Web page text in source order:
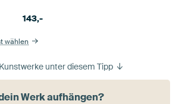
143,-
wählen
unter diesem Tipp
Werk aufhängen?